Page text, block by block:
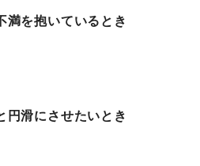
を抱いているとき
滑にさせたいとき